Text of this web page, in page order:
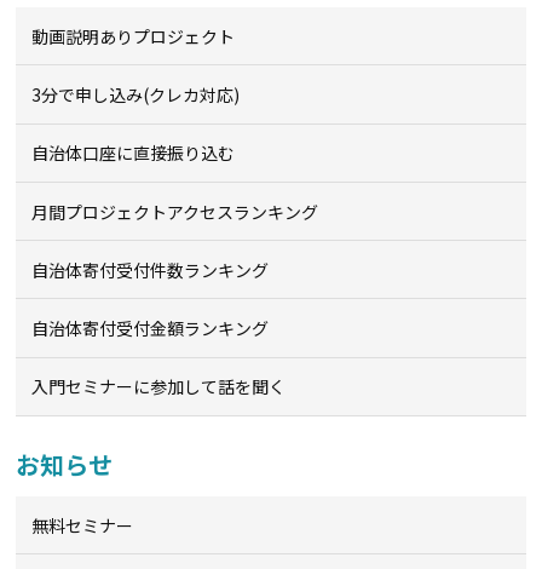
動画説明ありプロジェクト
3分で申し込み(クレカ対応)
自治体口座に直接振り込む
月間プロジェクトアクセスランキング
自治体寄付受付件数ランキング
自治体寄付受付金額ランキング
入門セミナーに参加して話を聞く
お知らせ
無料セミナー